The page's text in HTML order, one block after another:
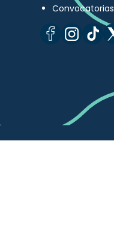
Convocatorias